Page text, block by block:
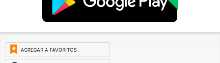
AGREGAR A FAVORITOS